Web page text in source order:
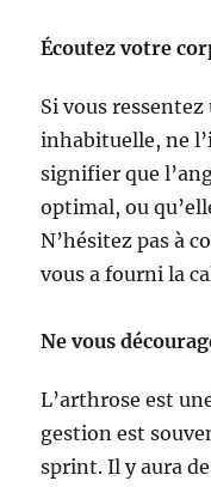
Écoutez votre
Si vous
inhabituelle, ne
signifier que
optimal, ou
N’hésitez pas à
vous a fourni la
Ne vous
L’arthrose est
gestion est
sprint. Il y aura